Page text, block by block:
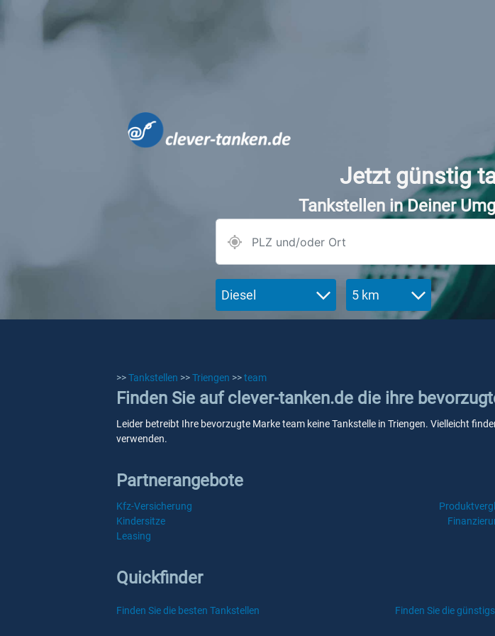
Jetzt günstig
Tankstellen in Deiner
Diesel 5 km
>>Tankstellen >>Triengen >>team
Finden Sie auf clever-tanken.de die ihre
Leider betreibt Ihre bevorzugte Marke team keine Tankstelle in Triengen. Vielleicht
verwenden.
Partnerangebote
Kfz-Versicherung
Kindersitze
Leasing
Quickfinder
Finden Sie die besten Tankstellen Finden Sie die